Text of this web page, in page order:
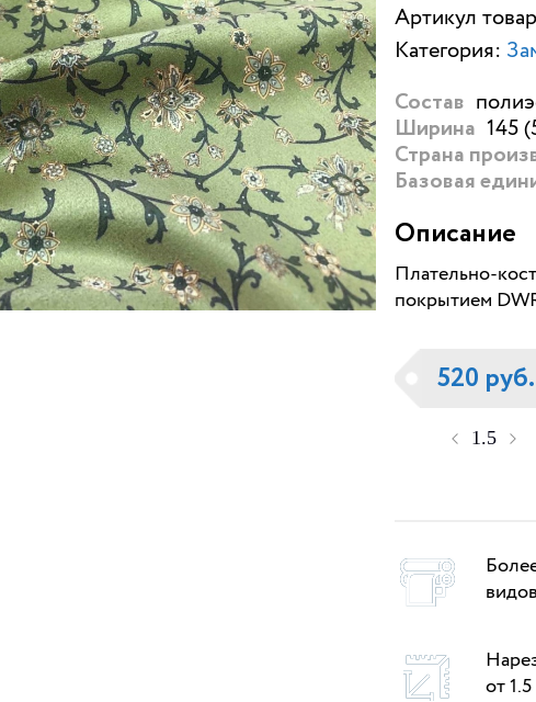
Артикул
Категория:
Состав
Ширина 145
Страна
Базовая
Описание
Плательно-
покрытием
520 руб.
от